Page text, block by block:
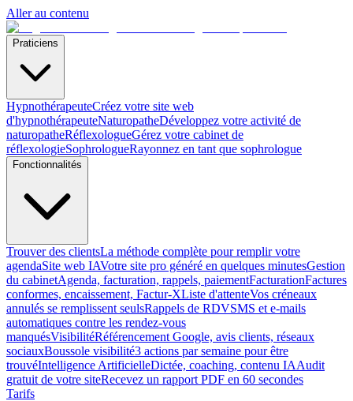
Aller au contenu
Praticiens
HypnothérapeuteCréez votre site web
d'hypnothérapeuteNaturopatheDéveloppez votre activité de
naturopatheRéflexologueGérez votre cabinet de
réflexologieSophrologueRayonnez en tant que sophrologue
Fonctionnalités
Trouver des clientsLa méthode complète pour remplir votre
agendaSite web IAVotre site pro généré en quelques minutesGestion
du cabinetAgenda, facturation, rappels, paiementFacturationFactures
conformes, encaissement, Factur-XListe d'attenteVos créneaux
annulés se remplissent seulsRappels de RDVSMS et e-mails
automatiques contre les rendez-vous
manquésVisibilitéRéférencement Google, avis clients, réseaux
sociauxBoussole visibilité3 actions par semaine pour être
trouvéIntelligence ArtificielleDictée, coaching, contenu IAAudit
gratuit de votre siteRecevez un rapport PDF en 60 secondes
Tarifs